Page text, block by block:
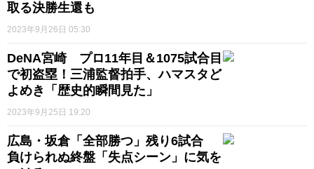
取る決勝生還も
2023年9月26日 05:30
DeNA宮崎 プロ11年目＆1075試合目
で初盗塁！三浦監督拍手、ハマスタど
よめき「歴史的瞬間見た」
2023年9月25日 19:20
広島・坂倉「全部勝つ」残り6試合
負けられぬ終盤「失点シーン」に気を